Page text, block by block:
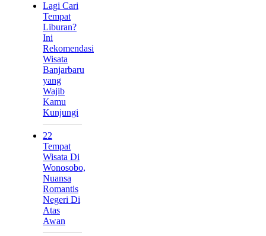
Lagi Cari
Tempat
Liburan?
Ini
Rekomendasi
Wisata
Banjarbaru
yang
Wajib
Kamu
Kunjungi
22
Tempat
Wisata Di
Wonosobo,
Nuansa
Romantis
Negeri Di
Atas
Awan